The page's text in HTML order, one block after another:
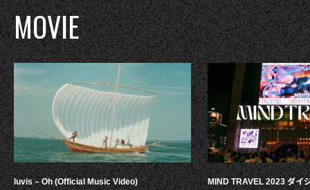
MOVIE
luvis – Oh (Official Music Video) MIND TRAVEL 2023 ダイ